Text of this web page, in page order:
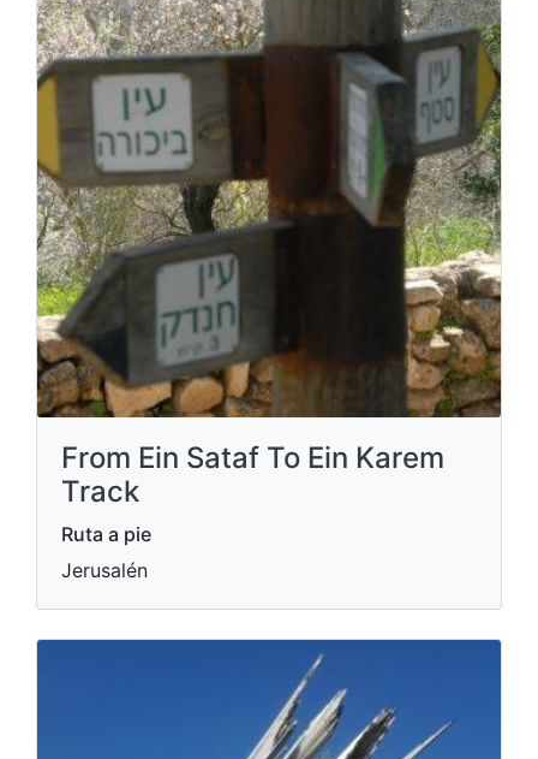
From Ein Sataf To Ein Karem
Track
Ruta a pie
Jerusalén